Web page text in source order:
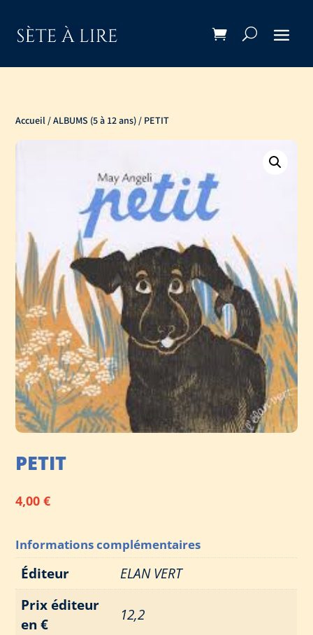
Accueil /ALBUMS (5 à 12 ans) / PETIT
PETIT
4,00€
Informations complémentaires
Éditeur
ELAN VERT
Prix éditeur
en €
12,2